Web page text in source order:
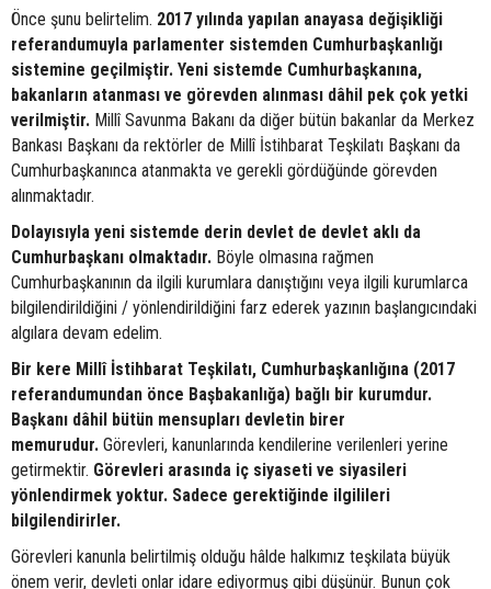
Önce şunu belirtelim. 2017 yılında yapılan anayasa değişikliği
referandumuyla parlamenter sistemden Cumhurbaşkanlığı
sistemine geçilmiştir. Yeni sistemde Cumhurbaşkanına,
bakanların atanması ve görevden alınması dâhil pek çok yetki
verilmiştir. Millî Savunma Bakanı da diğer bütün bakanlar da Merkez
Bankası Başkanı da rektörler de Millî İstihbarat Teşkilatı Başkanı da
Cumhurbaşkanınca atanmakta ve gerekli gördüğünde görevden
alınmaktadır.
Dolayısıyla yeni sistemde derin devlet de devlet aklı da
Cumhurbaşkanı olmaktadır. Böyle olmasına rağmen
Cumhurbaşkanının da ilgili kurumlara danıştığını veya ilgili kurumlarca
bilgilendirildiğini / yönlendirildiğini farz ederek yazının başlangıcındaki
algılara devam edelim.
Bir kere Millî İstihbarat Teşkilatı, Cumhurbaşkanlığına (2017
referandumundan önce Başbakanlığa) bağlı bir kurumdur.
Başkanı dâhil bütün mensupları devletin birer
memurudur. Görevleri, kanunlarında kendilerine verilenleri yerine
getirmektir. Görevleri arasında iç siyaseti ve siyasileri
yönlendirmek yoktur. Sadece gerektiğinde ilgilileri
bilgilendirirler.
Görevleri kanunla belirtilmiş olduğu hâlde halkımız teşkilata büyük
önem verir, devleti onlar idare ediyormuş gibi düşünür. Bunun çok